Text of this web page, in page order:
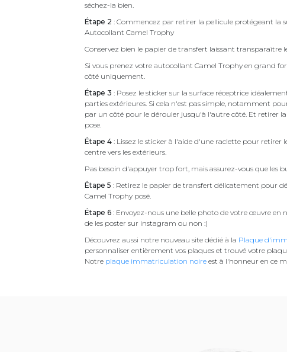
séchez-la bien.
Étape 2 : Commencez par retirer la pellicule protégeant la
Autocollant Camel Trophy
Conservez bien le papier de transfert laissant transparaître
Si vous prenez votre autocollant Camel Trophy en grand
côté uniquement.
Étape 3 : Posez le sticker sur la surface réceptrice
parties extérieures. Si cela n'est pas simple, notamment
par un côté pour le dérouler jusqu'à l'autre côté. Et retirer
pose.
Étape 4 : Lissez le sticker à l'aide d'une raclette pour retirer
centre vers les extérieurs.
Pas besoin d'appuyer trop fort, mais assurez-vous que les
Étape 5 : Retirez le papier de transfert délicatement pour
Camel Trophy posé.
Étape 6 : Envoyez-nous une belle photo de votre œuvre en
de les poster sur instagram ou non :)
Découvrez aussi notre nouveau site dédié à la Plaque
personnaliser entièrement vos plaques et trouvé votre
Notre plaque immatriculation noire est à l'honneur en ce